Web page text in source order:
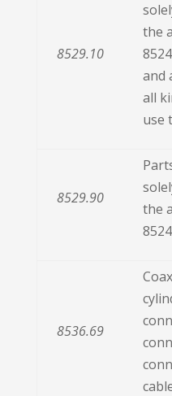
8529.10
the
and
all
use
8529.90
the
8536.69